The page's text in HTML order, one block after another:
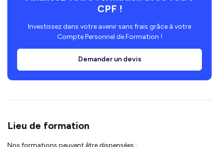
CPF !
Investissez dans votre avenir sans frais grâce à votre
Compte Personnel de Formation !
Demander un devis
Lieu de formation
Nos formations peuvent être dispensées :